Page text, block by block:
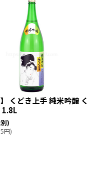
】 くどき上手 純米吟醸 く
1.8L
)
円)